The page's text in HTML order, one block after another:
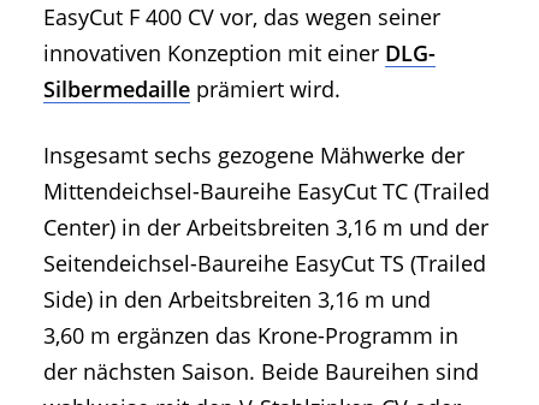
EasyCut F 400 CV vor, das wegen seiner
innovativen Konzeption mit einer DLG-
Silbermedaille prämiert wird.
Insgesamt sechs gezogene Mähwerke der
Mittendeichsel-Baureihe EasyCut TC (Trailed
Center) in der Arbeitsbreiten 3,16 m und der
Seitendeichsel-Baureihe EasyCut TS (Trailed
Side) in den Arbeitsbreiten 3,16 m und
3,60 m ergänzen das Krone-Programm in
der nächsten Saison. Beide Baureihen sind